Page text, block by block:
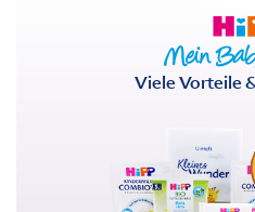
Viele Vorteile